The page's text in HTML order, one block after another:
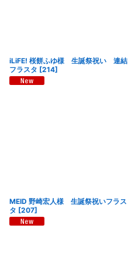
iLiFE! 桜餅ふゆ様 生誕祭祝い 連結
フラスタ [214]
MEID 野崎宏人様 生誕祭祝いフラス
タ [207]